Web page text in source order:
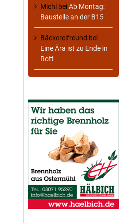
Michl beiAb Montag:
Baustelle an der B15
Bäckereifreund bei
Eine Ära ist zu Ende in
Rott